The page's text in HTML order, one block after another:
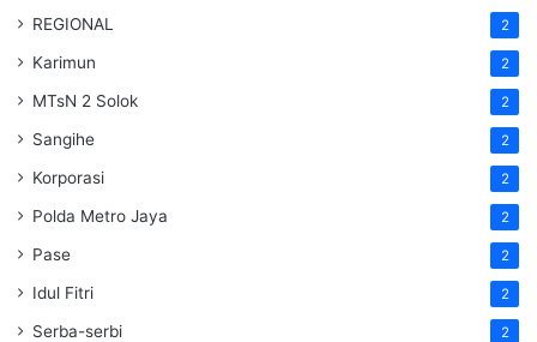
REGIONAL 2
Karimun 2
MTsN 2 Solok 2
Sangihe 2
Korporasi 2
Polda Metro Jaya 2
Pase 2
Idul Fitri 2
Serba-serbi 2